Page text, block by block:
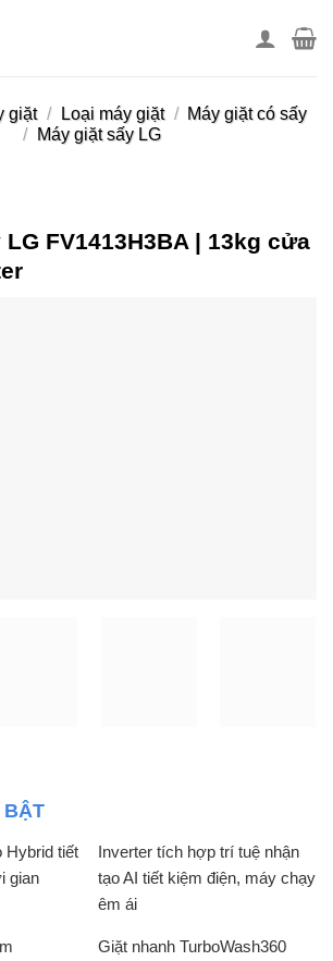
giặt / Loại máy giặt /
Máy giặt có sấy
/
Máy giặt sấy LG
FV1413H3BA | 13kg cửa
BẬT
Hybrid tiết
gian
Inverter tích hợp trí tuệ nhận
tạo AI tiết kiệm điện, máy chạy
êm ái
Giặt nhanh TurboWash360